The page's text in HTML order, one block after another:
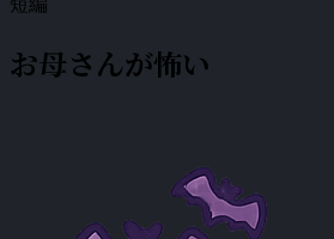
お母さんが怖い